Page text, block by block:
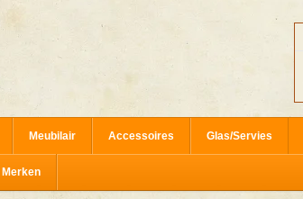
Meubilair Accessoires Glas/Servies
Merken